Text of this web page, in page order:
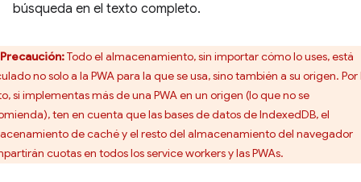
búsqueda en el texto completo.
Precaución:Todo el almacenamiento, sin importar cómo lo uses, está
no solo a la PWA para la que se usa, sino también a su origen. Por
si implementas más de una PWA en un origen (lo que no se
ten en cuenta que las bases de datos de IndexedDB, el
de caché y el resto del almacenamiento del navegador
cuotas en todos los service workers y las PWAs.